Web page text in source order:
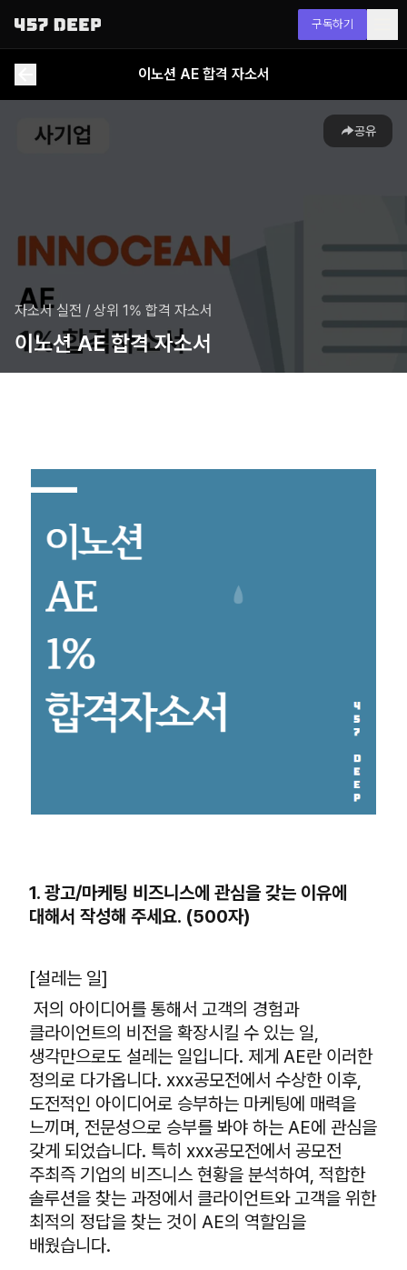
구독하기
이노션 AE 합격 자소서
공유
자소서 실전 / 상위 1% 합격 자소서
이노션 AE 합격 자소서
1. 광고/마케팅 비즈니스에 관심을 갖는 이유에
대해서 작성해 주세요. (500자)
[설레는 일]
저의 아이디어를 통해서 고객의 경험과
클라이언트의 비전을 확장시킬 수 있는 일,
생각만으로도 설레는 일입니다. 제게 AE란 이러한
정의로 다가옵니다. xxx공모전에서 수상한 이후,
도전적인 아이디어로 승부하는 마케팅에 매력을
느끼며, 전문성으로 승부를 봐야 하는 AE에 관심을
갖게 되었습니다. 특히 xxx공모전에서 공모전
주최즉 기업의 비즈니스 현황을 분석하여, 적합한
솔루션을 찾는 과정에서 클라이언트와 고객을 위한
최적의 정답을 찾는 것이 AE의 역할임을
배웠습니다.